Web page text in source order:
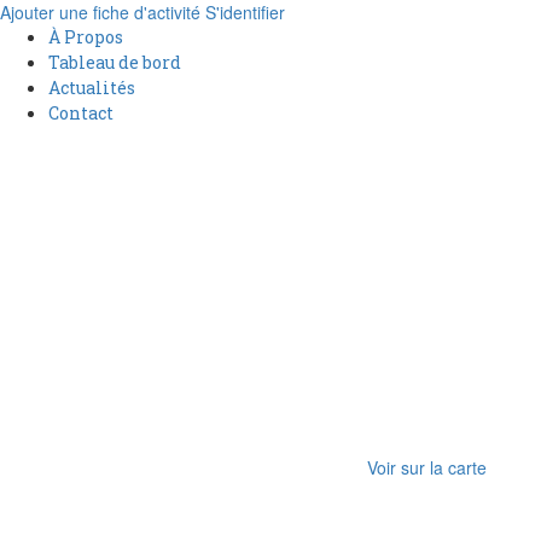
Ajouter une fiche d'activité S'identifier
À Propos
Tableau de bord
Actualités
Contact
Voir sur la carte